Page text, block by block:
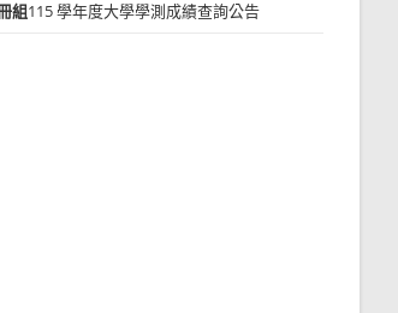
組115 學年度大學學測成績查詢公告